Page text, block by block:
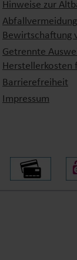
Hinweise zur
Bewirtschaftung
Getrennte
Herstellerkosten
Barrierefreiheit
Impressum